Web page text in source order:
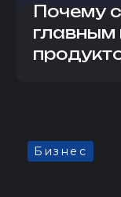
Почему
Бизнес